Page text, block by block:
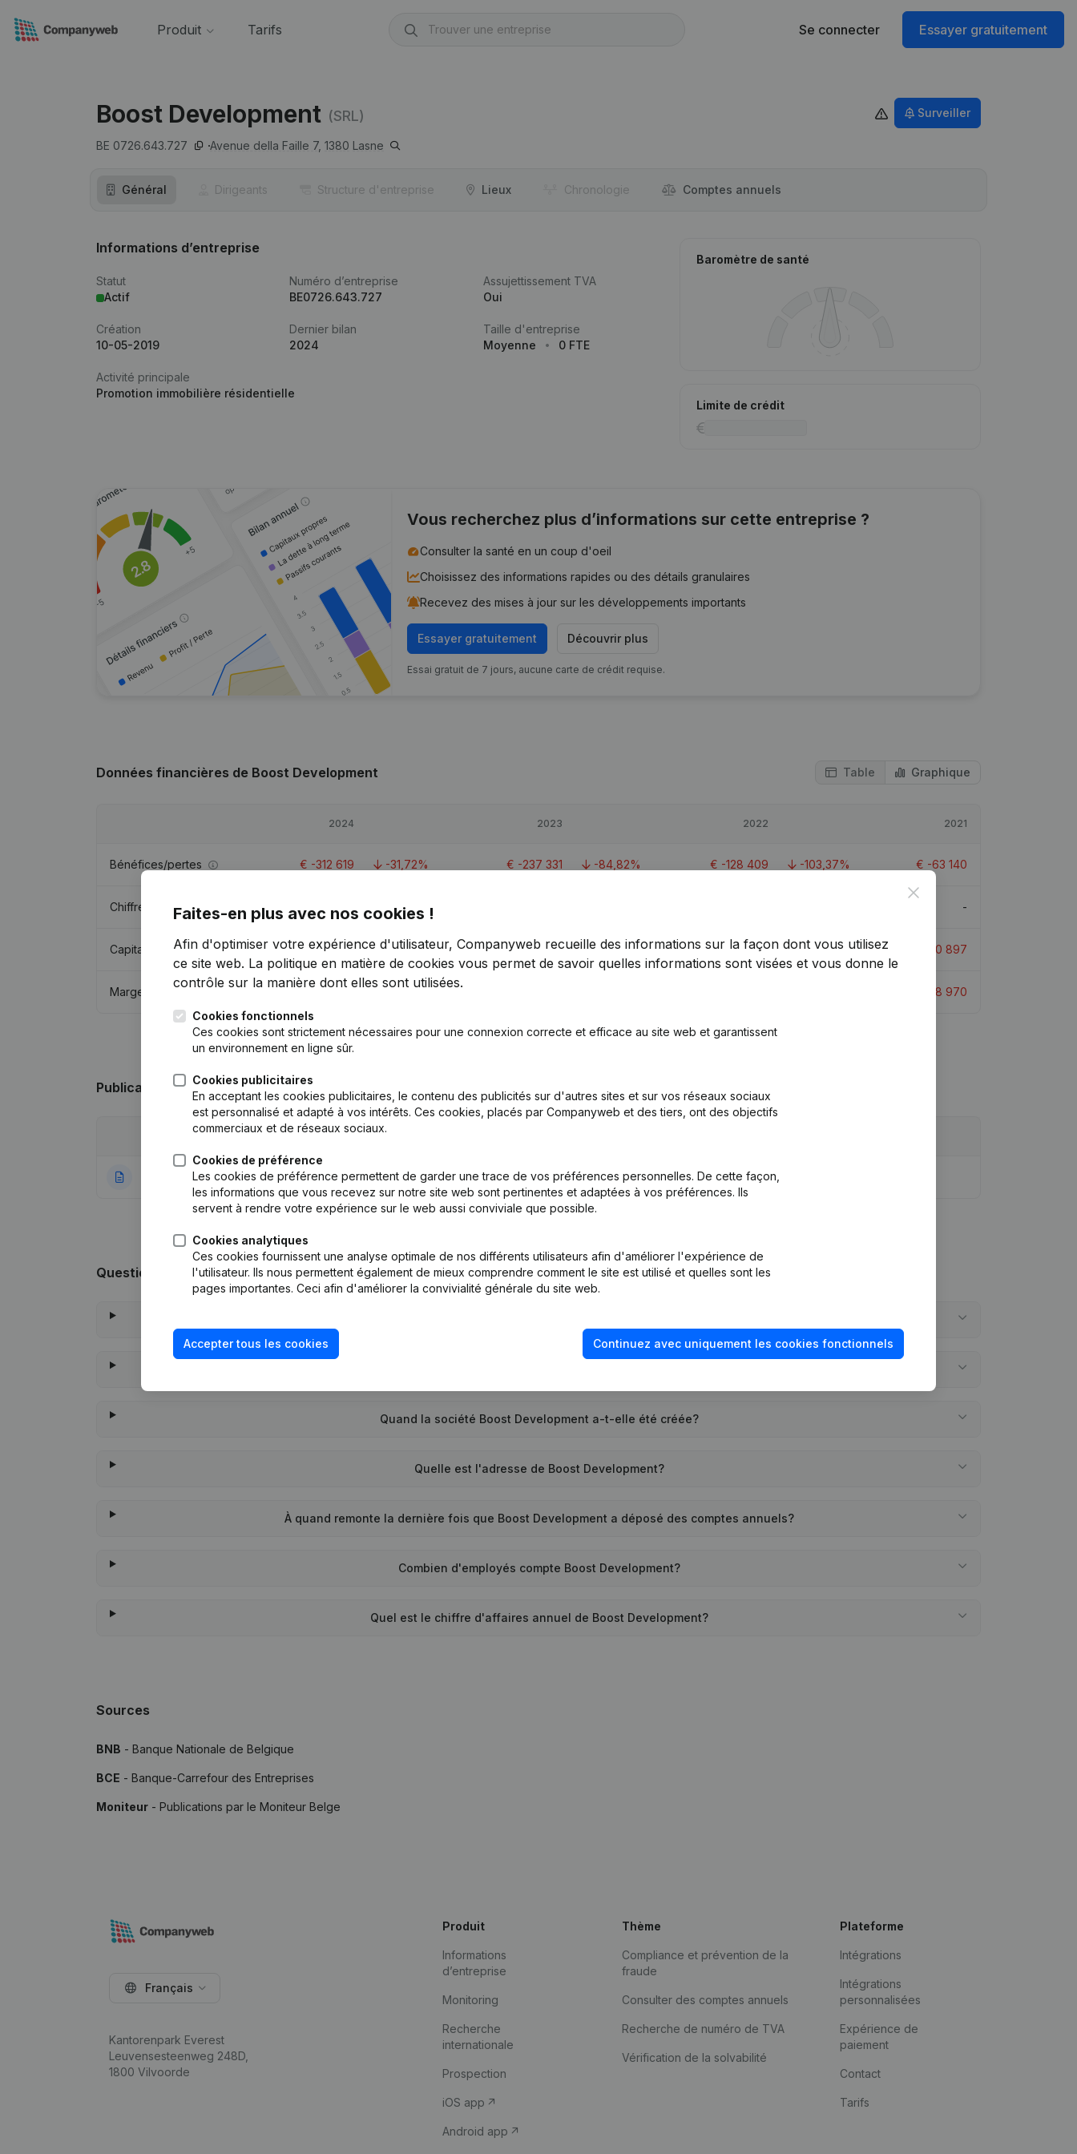
Produit Tarifs Se connecter Essayer gratuitement
Boost Development (SRL)
BE 0726.643.727 Avenue della Faille 7, 1380 Lasne
Surveiller
Général Dirigeants Structure d'entreprise Lieux Chronologie Comptes annuels
Informations d’entreprise
Statut
Actif
Numéro d’entreprise
BE0726.643.727
Assujettissement TVA
Oui
Création
10-05-2019
Dernier bilan
2024
Taille d'entreprise
Moyenne
0 FTE
Activité principale
Promotion immobilière résidentielle
Baromètre de santé
Limite de crédit
Vous recherchez plus d’informations sur cette entreprise ?
Consulter la santé en un coup d'oeil
Choisissez des informations rapides ou des détails granulaires
Recevez des mises à jour sur les développements importants
Essayer gratuitement Découvrir plus
Essai gratuit de 7 jours, aucune carte de crédit requise.
Données financières de Boost Development Table Graphique
2024 2023 2022 2021
Bénéfices/pertes € -312 619 -31,72% € -237 331 -84,82% € -128 409 -103,37% € -63 140
Chiffre d'affaires -
Capitaux propres € -709 256 -78,82% €-396 637 -148,98% €-159 306 -415,6% -30 897
Marge brute € -180 258 -348,83% -8 970
Publicationsde Boost Development
Publication
14-05-2019 Rubrique Constitution (Nouvelle Personne Morale, Ouverture Succursale, etc...)
Questions fréquemment posées
Quand la société Boost Development a-t-elle été créée?
Quelle est l'adresse de Boost Development?
À quand remonte la dernière fois que Boost Development a déposé des comptes annuels?
Combien d'employés compte Boost Development?
Quel est le chiffre d'affaires annuel de Boost Development?
Sources
BNB - Banque Nationale de Belgique
BCE - Banque-Carrefour des Entreprises
Moniteur - Publications par le Moniteur Belge
Close
Faites-en plus avec nos cookies !
Afin d'optimiser votre expérience d'utilisateur, Companyweb recueille des informations sur la façon dont vous utilisez
ce site web. La politique en matière de cookies vous permet de savoir quelles informations sont visées et vous donne le
contrôle sur la manière dont elles sont utilisées.
Cookies fonctionnels
Ces cookies sont strictement nécessaires pour une connexion correcte et efficace au site web et garantissent
un environnement en ligne sûr.
Cookies publicitaires
En acceptant les cookies publicitaires, le contenu des publicités sur d'autres sites et sur vos réseaux sociaux
est personnalisé et adapté à vos intérêts. Ces cookies, placés par Companyweb et des tiers, ont des objectifs
commerciaux et de réseaux sociaux.
Cookies de préférence
Les cookies de préférence permettent de garder une trace de vos préférences personnelles. De cette façon,
les informations que vous recevez sur notre site web sont pertinentes et adaptées à vos préférences. Ils
servent à rendre votre expérience sur le web aussi conviviale que possible.
Cookies analytiques
Ces cookies fournissent une analyse optimale de nos différents utilisateurs afin d'améliorer l'expérience de
l'utilisateur. Ils nous permettent également de mieux comprendre comment le site est utilisé et quelles sont les
pages importantes. Ceci afin d'améliorer la convivialité générale du site web.
Accepter tous les cookies Continuez avec uniquement les cookies fonctionnels
Français
Kantorenpark Everest
Leuvensesteenweg 248D,
1800 Vilvoorde
Produit
Informations
d’entreprise
Monitoring
Recherche
internationale
Prospection
iOS app
Android app
Thème
Compliance et prévention de la
fraude
Consulter des comptes annuels
Recherche de numéro de TVA
Vérification de la solvabilité
Plateforme
Intégrations
Intégrations
personnalisées
Expérience de
paiement
Contact
Tarifs